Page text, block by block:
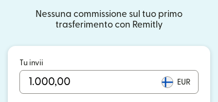
Nessuna commissione sul tuo primo
trasferimento con Remitly
Tu invii
EUR